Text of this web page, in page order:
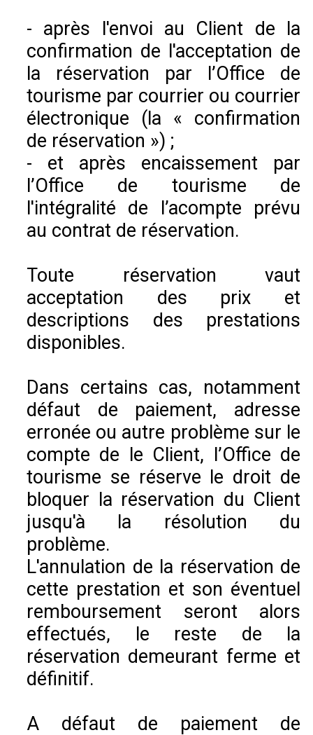
- après l'envoi au Client de la
confirmation de l'acceptation de
la réservation par l’Office de
tourisme par courrier ou courrier
électronique (la « confirmation
de réservation ») ;
- et après encaissement par
l’Office de tourisme de
l'intégralité de l’acompte prévu
au contrat de réservation.
Toute réservation vaut
acceptation des prix et
descriptions des prestations
disponibles.
Dans certains cas, notamment
défaut de paiement, adresse
erronée ou autre problème sur le
compte de le Client, l’Office de
tourisme se réserve le droit de
bloquer la réservation du Client
jusqu'à la résolution du
problème.
L'annulation de la réservation de
cette prestation et son éventuel
remboursement seront alors
effectués, le reste de la
réservation demeurant ferme et
définitif.
A défaut de paiement de